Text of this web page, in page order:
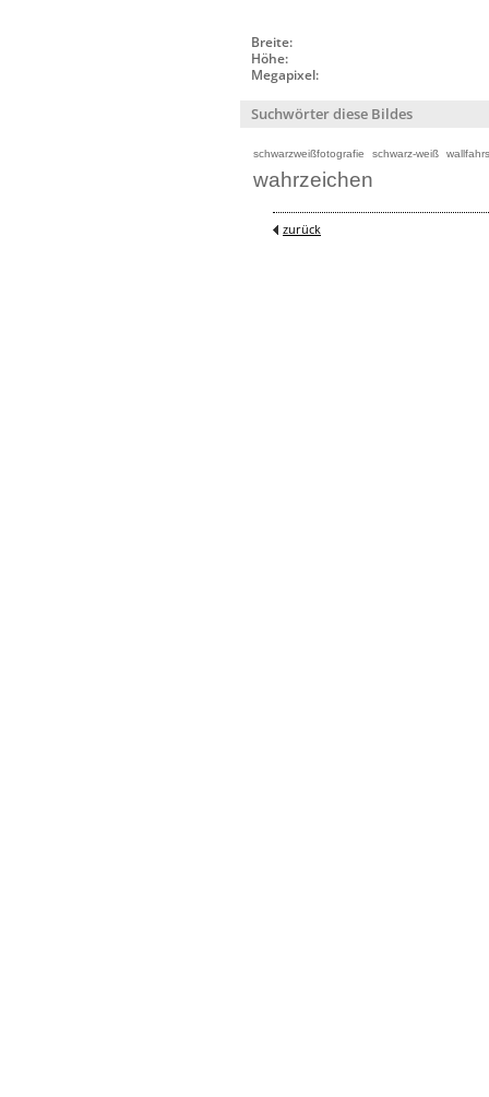
Breite:
Höhe:
Megapixel:
Suchwörter diese Bildes
schwarzweißfotografie schwarz-weiß
wahrzeichen
zurück